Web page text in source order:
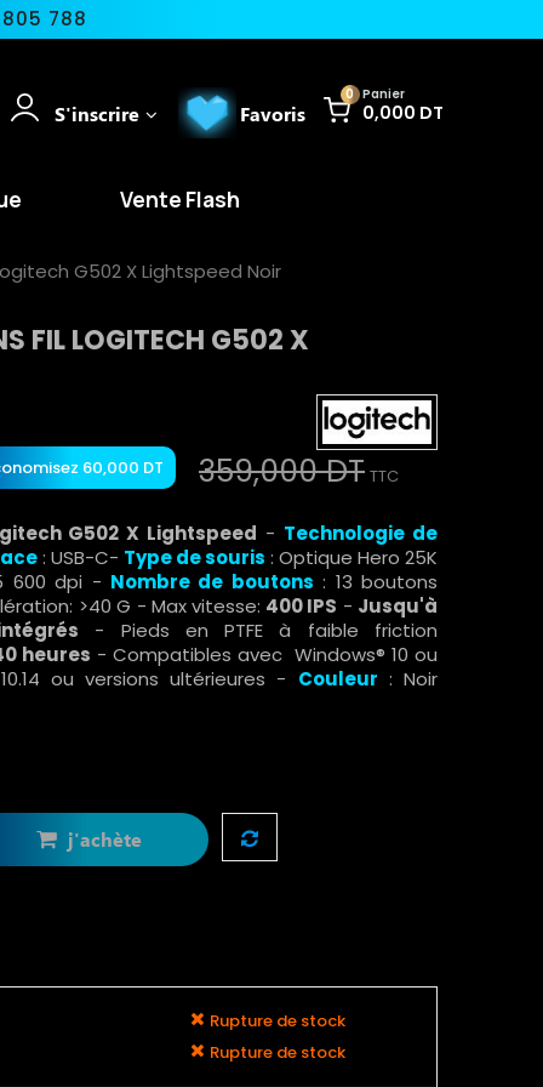
788
0 Panier
0,000 DT
Favoris
S'inscrire
Vente Flash
G502 X Lightspeed Noir
FIL LOGITECH G502 X
60,000 DT 359,000 DT TTC
G502 X Lightspeed - Technologie de
: USB-C- Type de souris : Optique Hero 25K
600 dpi - Nombre de boutons : 13 boutons
>40 G - Max vitesse: 400 IPS - Jusqu'à
- Pieds en PTFE à faible friction
heures - Compatibles avec Windows® 10 ou
ou versions ultérieures - Couleur : Noir
j'achète
Rupture de stock
Rupture de stock